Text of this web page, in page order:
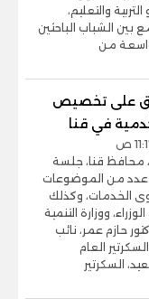
والتعليم،
الشباب الباحثين
من
على تخصيص
في قنا
محافظ قنا، جلسة
عدد من الموضوعات
الخدمات، وكذلك
ووزارة التنمية
حازم عمر، نائب
العام
السكرتير